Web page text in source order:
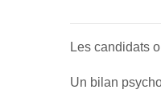
Les candidats
Un bilan